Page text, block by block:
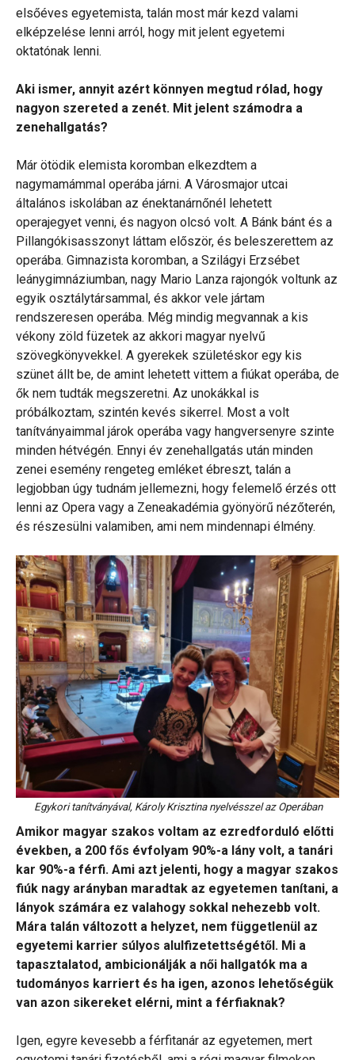
elsőéves egyetemista, talán most már kezd valami
elképzelése lenni arról, hogy mit jelent egyetemi
oktatónak lenni.
Aki ismer, annyit azért könnyen megtud rólad, hogy
nagyon szereted a zenét. Mit jelent számodra a
zenehallgatás?
Már ötödik elemista koromban elkezdtem a
nagymamámmal operába járni. A Városmajor utcai
általános iskolában az énektanárnőnél lehetett
operajegyet venni, és nagyon olcsó volt. A Bánk bánt és a
Pillangókisasszonyt láttam először, és beleszerettem az
operába. Gimnazista koromban, a Szilágyi Erzsébet
leánygimnáziumban, nagy Mario Lanza rajongók voltunk az
egyik osztálytársammal, és akkor vele jártam
rendszeresen operába. Még mindig megvannak a kis
vékony zöld füzetek az akkori magyar nyelvű
szövegkönyvekkel. A gyerekek születéskor egy kis
szünet állt be, de amint lehetett vittem a fiúkat operába, de
ők nem tudták megszeretni. Az unokákkal is
próbálkoztam, szintén kevés sikerrel. Most a volt
tanítványaimmal járok operába vagy hangversenyre szinte
minden hétvégén. Ennyi év zenehallgatás után minden
zenei esemény rengeteg emléket ébreszt, talán a
legjobban úgy tudnám jellemezni, hogy felemelő érzés ott
lenni az Opera vagy a Zeneakadémia gyönyörű nézőterén,
és részesülni valamiben, ami nem mindennapi élmény.
Egykori tanítványával, Károly Krisztina nyelvésszel az Operában
Amikor magyar szakos voltam az ezredforduló előtti
években, a 200 fős évfolyam 90%-a lány volt, a tanári
kar 90%-a férfi. Ami azt jelenti, hogy a magyar szakos
fiúk nagy arányban maradtak az egyetemen tanítani, a
lányok számára ez valahogy sokkal nehezebb volt.
Mára talán változott a helyzet, nem függetlenül az
egyetemi karrier súlyos alulfizetettségétől. Mi a
tapasztalatod, ambicionálják a női hallgatók ma a
tudományos karriert és ha igen, azonos lehetőségük
van azon sikereket elérni, mint a férfiaknak?
Igen, egyre kevesebb a férfitanár az egyetemen, mert